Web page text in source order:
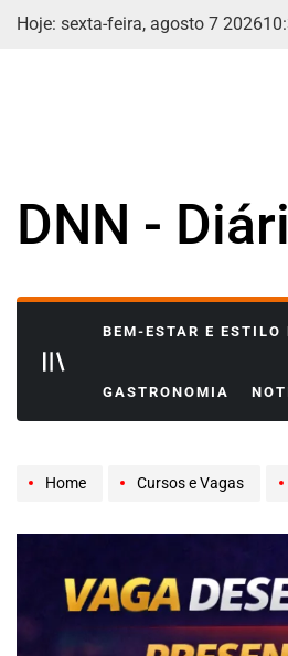
Skip
Hoje: sexta-feira, agosto 7 202610:
DNN -
BEM-ESTAR E ESTILO
GASTRONOMIA
Home Cursos e Vagas